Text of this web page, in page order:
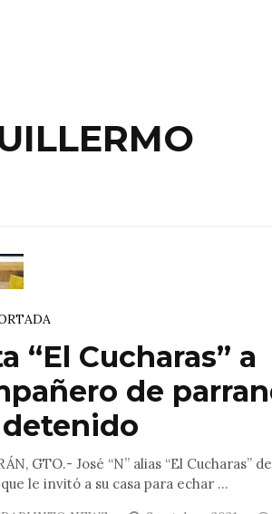
a proceso
feminicida
Fue vinculado a proceso penal por
Guillermo “N”, el sujeto que
NEWS 23 febrero, 2023
“El Cucharas” a
de
GTO.- José “N” alias “El Cucharas”
le invitó a su casa para echar ...